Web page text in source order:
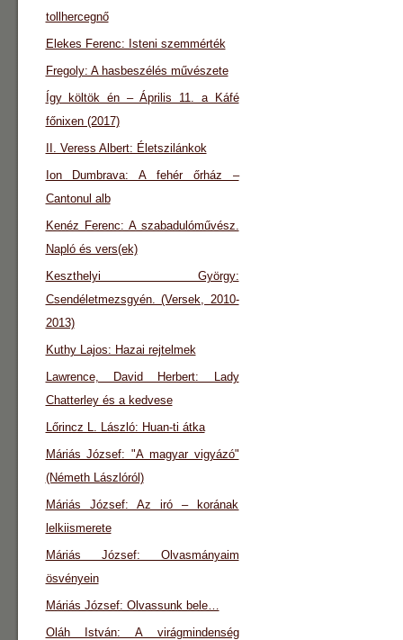
tollhercegnő
Elekes Ferenc: Isteni szemmérték
Fregoly: A hasbeszélés művészete
Így költök én – Április 11. a Káfé
főnixen (2017)
II. Veress Albert: Életszilánkok
Ion Dumbrava: A fehér őrház –
Cantonul alb
Kenéz Ferenc: A szabadulóművész.
Napló és vers(ek)
Keszthelyi György:
Csendéletmezsgyén. (Versek, 2010-
2013)
Kuthy Lajos: Hazai rejtelmek
Lawrence, David Herbert: Lady
Chatterley és a kedvese
Lőrincz L. László: Huan-ti átka
Máriás József: "A magyar vigyázó"
(Németh Lászlóról)
Máriás József: Az iró – korának
lelkiismerete
Máriás József: Olvasmányaim
ösvényein
Máriás József: Olvassunk bele…
Oláh István: A virágmindenség